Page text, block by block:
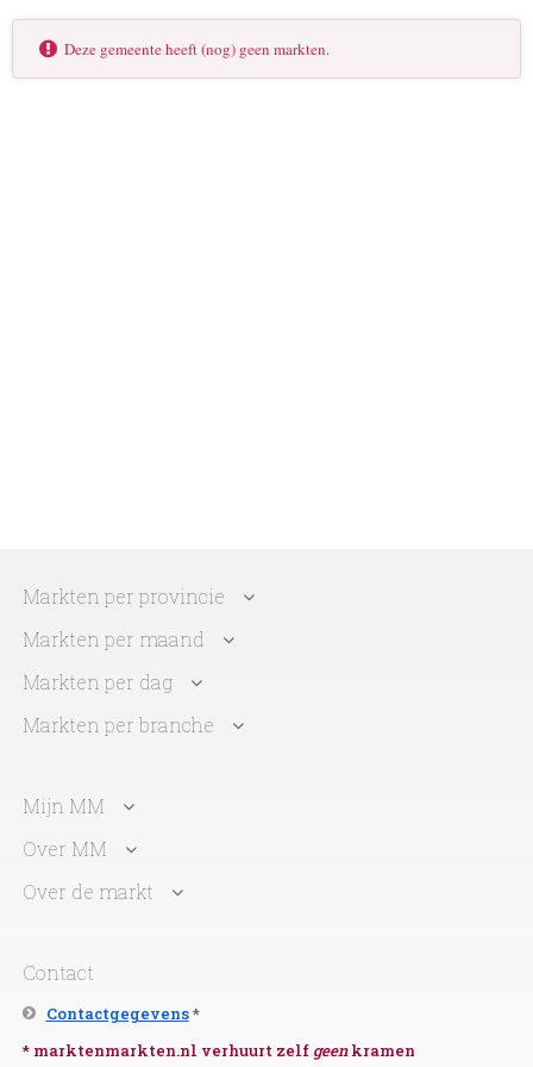
Deze gemeente heeft (nog) geen markten.
Markten per provincie
Markten per maand
Markten per dag
Markten per branche
Mijn MM
Over MM
Over de markt
Contact
Contactgegevens*
* marktenmarkten.nl verhuurt zelf geenkramen